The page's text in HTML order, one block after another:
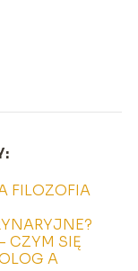
FILOZOFIA
CZYM SIĘ
A